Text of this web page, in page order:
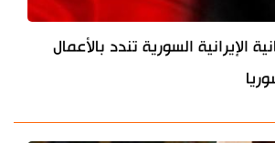
الإيرانية السورية تندد بالأعمال